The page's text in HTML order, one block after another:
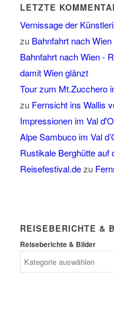
LETZTE
Vernissage der
zu Bahnfahrt nach Wien
Bahnfahrt nach Wien -
damit Wien glänzt
Tour zum Mt.Zucchero
zu Fernsicht ins Wallis
Impressionen im Val
Alpe Sambuco im Val
Rustikale Berghütte auf
Reisefestival.dezu
REISEBERICHTE &
Reiseberichte & Bilder